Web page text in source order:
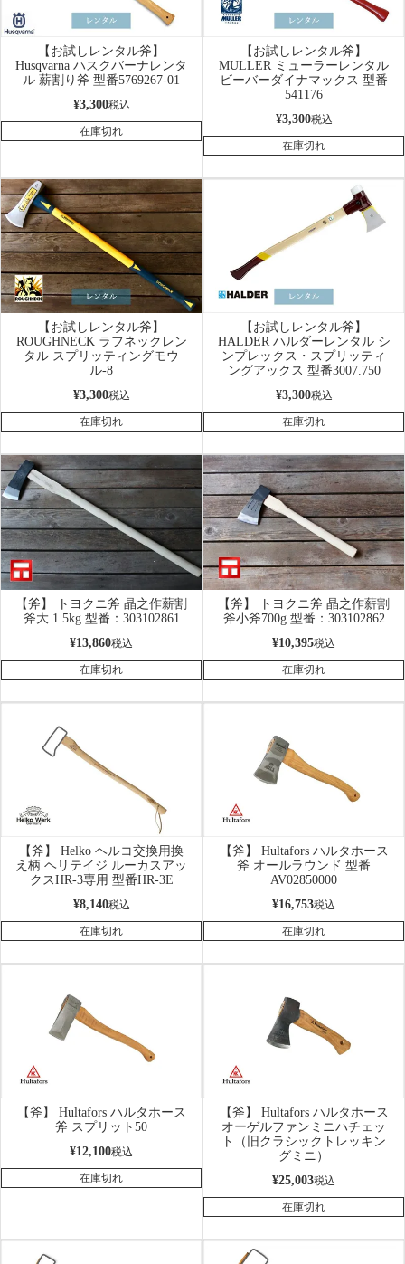
【お試しレンタル斧】
Husqvarna ハスクバーナレンタ
ル 薪割り斧 型番5769267-01
¥3,300税込
在庫切れ
【お試しレンタル斧】
MULLER ミューラーレンタル
ビーバーダイナマックス 型番
541176
¥3,300税込
在庫切れ
【お試しレンタル斧】
ROUGHNECK ラフネックレン
タル スプリッティングモウ
ル-8
¥3,300税込
在庫切れ
【お試しレンタル斧】
HALDER ハルダーレンタル シ
ンプレックス・スプリッティ
ングアックス 型番3007.750
¥3,300税込
在庫切れ
【斧】 トヨクニ斧 晶之作薪割
斧大 1.5kg 型番：303102861
¥13,860税込
在庫切れ
【斧】 トヨクニ斧 晶之作薪割
斧小斧700g 型番：303102862
¥10,395税込
在庫切れ
【斧】 Helko ヘルコ交換用換
え柄 ヘリテイジ ルーカスアッ
クスHR-3専用 型番HR-3E
¥8,140税込
在庫切れ
【斧】 Hultafors ハルタホース
斧 オールラウンド 型番
AV02850000
¥16,753税込
在庫切れ
【斧】 Hultafors ハルタホース
斧 スプリット50
¥12,100税込
在庫切れ
【斧】 Hultafors ハルタホース
オーゲルファンミニハチェッ
ト（旧クラシックトレッキン
グミニ）
¥25,003税込
在庫切れ